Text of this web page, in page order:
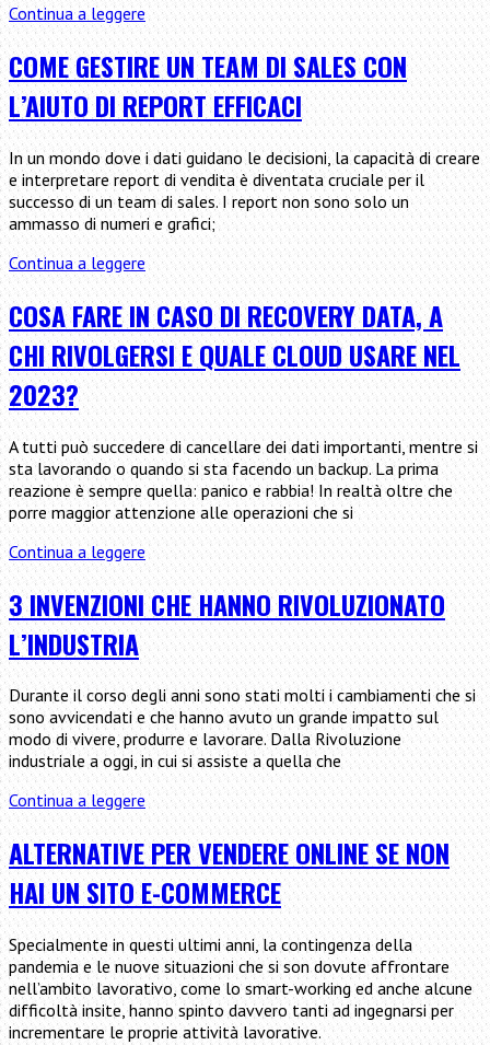
Continua a leggereM&A
ai
tools:
Come
l’intelligenza
artificiale
può
migliorare
le
operazioni
di
M&A
COME GESTIRE UN TEAM DI SALES CON
L’AIUTO DI REPORT EFFICACI
In un mondo dove i dati guidano le decisioni, la capacità di creare
e interpretare report di vendita è diventata cruciale per il
successo di un team di sales. I report non sono solo un
ammasso di numeri e grafici;
Continua a leggereCome
Gestire
un
Team
di
Sales
con
l’Aiuto
di
Report
Efficaci
COSA FARE IN CASO DI RECOVERY DATA, A
CHI RIVOLGERSI E QUALE CLOUD USARE NEL
2023?
A tutti può succedere di cancellare dei dati importanti, mentre si
sta lavorando o quando si sta facendo un backup. La prima
reazione è sempre quella: panico e rabbia! In realtà oltre che
porre maggior attenzione alle operazioni che si
Continua a leggereCosa
fare
in
caso
di
recovery
data,
a
chi
rivolgersi
e
quale
cloud
usare
nel
2023?
3 INVENZIONI CHE HANNO RIVOLUZIONATO
L’INDUSTRIA
Durante il corso degli anni sono stati molti i cambiamenti che si
sono avvicendati e che hanno avuto un grande impatto sul
modo di vivere, produrre e lavorare. Dalla Rivoluzione
industriale a oggi, in cui si assiste a quella che
Continua a leggere3
invenzioni
che
hanno
rivoluzionato
l’industria
ALTERNATIVE PER VENDERE ONLINE SE NON
HAI UN SITO E-COMMERCE
Specialmente in questi ultimi anni, la contingenza della
pandemia e le nuove situazioni che si son dovute affrontare
nell’ambito lavorativo, come lo smart-working ed anche alcune
difficoltà insite, hanno spinto davvero tanti ad ingegnarsi per
incrementare le proprie attività lavorative.